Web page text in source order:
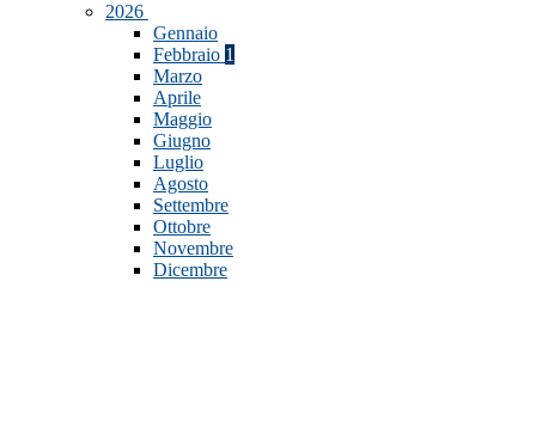
2026
Gennaio
Febbraio 1
Marzo
Aprile
Maggio
Giugno
Luglio
Agosto
Settembre
Ottobre
Novembre
Dicembre